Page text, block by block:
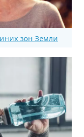
зон Земли